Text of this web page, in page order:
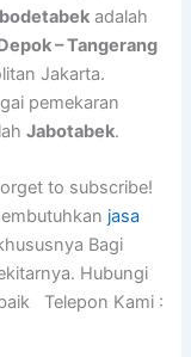
adalah
– Tangerang
Jakarta.
pemekaran
Jabotabek.
to subscribe!
jasa
Bagi
Hubungi
Telepon Kami :